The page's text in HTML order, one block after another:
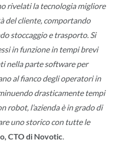
rivelati la tecnologia migliore
del cliente, comportando
stoccaggio e trasporto. Si
in funzione in tempi brevi
nella parte software per
al fianco degli operatori in
drasticamente tempi
robot, l’azienda è in grado di
uno storico con tutte le
CTO di Novotic